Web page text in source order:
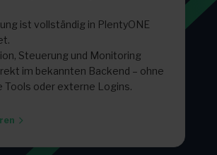
ist vollständig in PlentyONE
Steuerung und Monitoring
im bekannten Backend – ohne
Tools oder externe Logins.